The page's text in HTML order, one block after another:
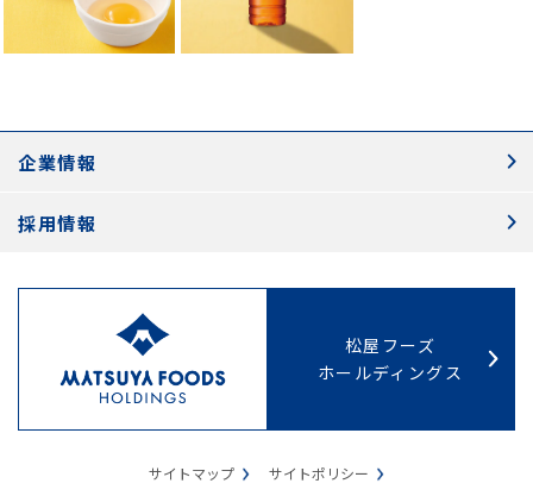
企業情報
採用情報
松屋フーズ
ホールディングス
サイトマップ
サイトポリシー